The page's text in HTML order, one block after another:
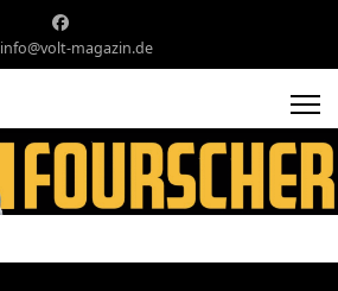
info@volt-magazin.de